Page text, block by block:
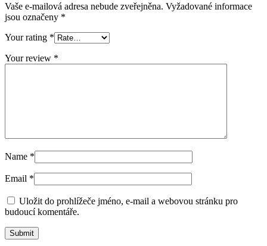
Vaše e-mailová adresa nebude zveřejněna. Vyžadované informace
jsou označeny *
Your rating *
Your review *
Name *
Email *
Uložit do prohlížeče jméno, e-mail a webovou stránku pro
budoucí komentáře.